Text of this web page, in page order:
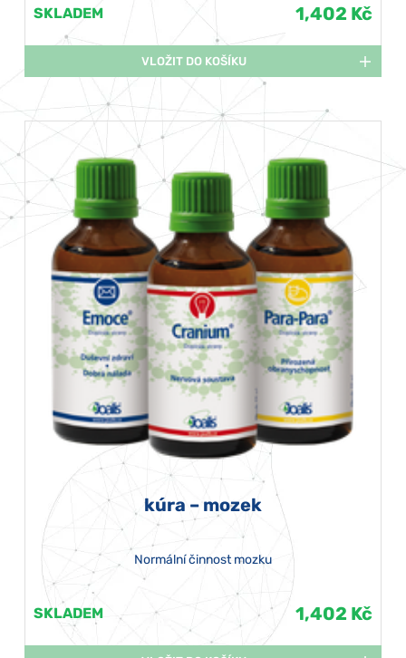
SKLADEM 1,402 Kč
VLOŽIT DO KOŠÍKU
kúra – mozek
Normální činnost mozku
SKLADEM 1,402 Kč